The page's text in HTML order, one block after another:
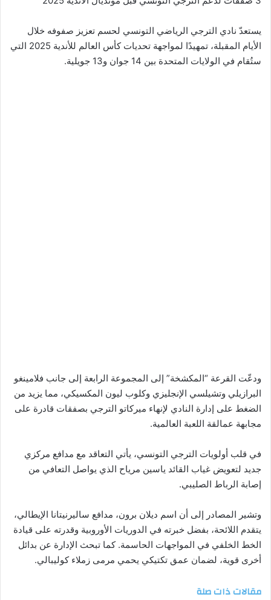
يستعدّ نادي الترجي الرياضي التونسي لحسم تعزيز صفوفه خلال
الأيام المقبلة، تمهيدًا لمواجهة تحديات كأس العالم للأندية 2025 التي
ستُقام في الولايات المتحدة بين 14 جوان و13 جويلية.
ودعّت القرعة “المكشخة” إلى المجموعة الرابعة إلى جانب فلامينغو
البرازيلي وتشيلسي الإنجليزي وكلوب ليون المكسيكي، مما يزيد من
الضغط على إدارة النادي لإنهاء ميركاتو الترجي بصفقات قادرة على
مجابهة عمالقة اللعبة العالمية.
في قلب أولويات الترجي التونسي، يأتي التعاقد مع مدافع مركزي
جديد لتعويض غياب القائد ياسين مرياح الذي يواصل التعافي من
إصابة الرباط الصليبي.
وتشير المصادر إلى أن اسم ديلان برون، مدافع ساليرنيتانا الإيطالي،
يتقدم اللائحة، بفضل خبرته في الدوريات الأوروبية وقدرته على قيادة
الخط الخلفي في المواجهات الحاسمة. كما تبحث الإدارة عن بدائل
أخرى قوية، لضمان عمق تكتيكي يحمي مرمى زملاء كوليبالي.
مقالات ذات صلة